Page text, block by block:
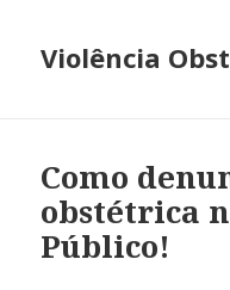
Violência
Como
obstétrica
Público!